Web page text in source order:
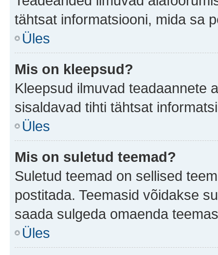
tähtsat informatsiooni, mida sa
Üles
Mis on kleepsud?
Kleepsud ilmuvad teadaannete
sisaldavad tihti tähtsat
Üles
Mis on suletud teemad?
Suletud teemad on sellised
postitada. Teemasid võidakse
saada sulgeda omaenda
Üles